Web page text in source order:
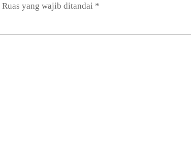
Ruas yang wajib ditandai *